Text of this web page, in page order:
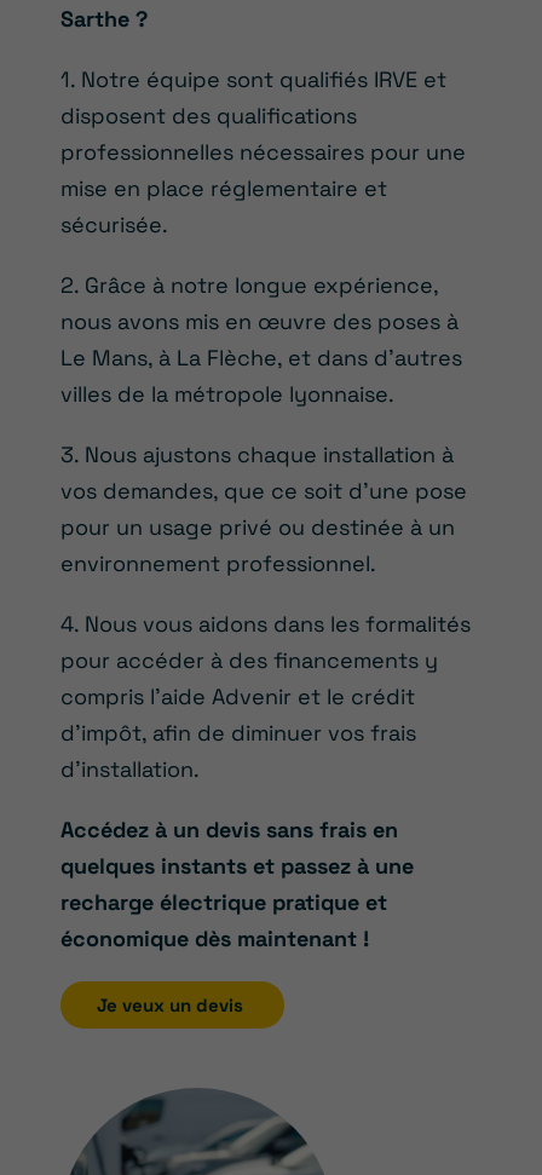
Sarthe ?
1. Notre équipe sont qualifiés IRVE et
disposent des qualifications
professionnelles nécessaires pour une
mise en place réglementaire et
sécurisée.
2. Grâce à notre longue expérience,
nous avons mis en œuvre des poses à
Le Mans, à La Flèche, et dans d’autres
villes de la métropole lyonnaise.
3. Nous ajustons chaque installation à
vos demandes, que ce soit d’une pose
pour un usage privé ou destinée à un
environnement professionnel.
4. Nous vous aidons dans les formalités
pour accéder à des financements y
compris l’aide Advenir et le crédit
d’impôt, afin de diminuer vos frais
d’installation.
Accédez à un devis sans frais en
quelques instants et passez à une
recharge électrique pratique et
économique dès maintenant !
Je veux un devis